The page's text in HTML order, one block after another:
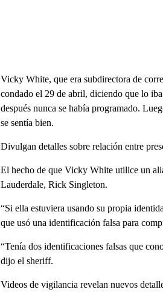
Vicky White, que era subdirectora de
condado el 29 de abril, diciendo que lo
después nunca se había programado.
se sentía bien.
Divulgan detalles sobre relación entre
El hecho de que Vicky White utilice un
Lauderdale, Rick Singleton.
“Si ella estuviera usando su propia
que usó una identificación falsa para
“Tenía dos identificaciones falsas que
dijo el sheriff.
Videos de vigilancia revelan nuevos